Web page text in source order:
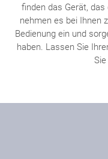
finden das Gerät,
nehmen es bei Ihnen
Bedienung ein und
haben. Lassen Sie